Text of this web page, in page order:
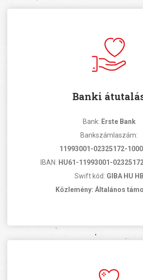
Banki
Bank: Erste Bank
Bankszámlaszám:
11993001-02325172-
IBAN: HU61-11993001-
Swift kód: GIBA HU HB
Közlemény: Általános